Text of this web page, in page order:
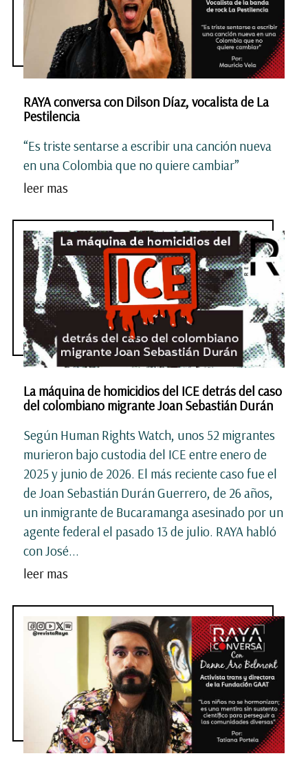
RAYA conversa con Dilson Díaz, vocalista de La
Pestilencia
“Es triste sentarse a escribir una canción nueva
en una Colombia que no quiere cambiar”
leer mas
La máquina de homicidios del ICE detrás del caso
del colombiano migrante Joan Sebastián Durán
Según Human Rights Watch, unos 52 migrantes
murieron bajo custodia del ICE entre enero de
2025 y junio de 2026. El más reciente caso fue el
de Joan Sebastián Durán Guerrero, de 26 años,
un inmigrante de Bucaramanga asesinado por un
agente federal el pasado 13 de julio. RAYA habló
con José...
leer mas